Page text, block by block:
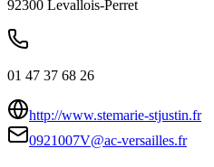
92300 Levallois-Perret
01 47 37 68 26
http://www.stemarie-stjustin.fr
0921007V@ac-versailles.fr